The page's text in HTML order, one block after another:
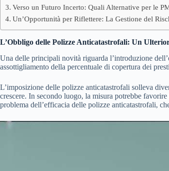
Verso un Futuro Incerto: Quali Alternative per le
Un’Opportunità per Riflettere: La Gestione del
L’Obbligo delle Polizze Anticatastrofali: Un
Una delle principali novità riguarda l’introduzione
assottigliamento della percentuale di copertura dei
L’imposizione delle polizze anticatastrofali solleva
crescere. In secondo luogo, la misura potrebbe
problema dell’efficacia delle polizze anticatastrofali,